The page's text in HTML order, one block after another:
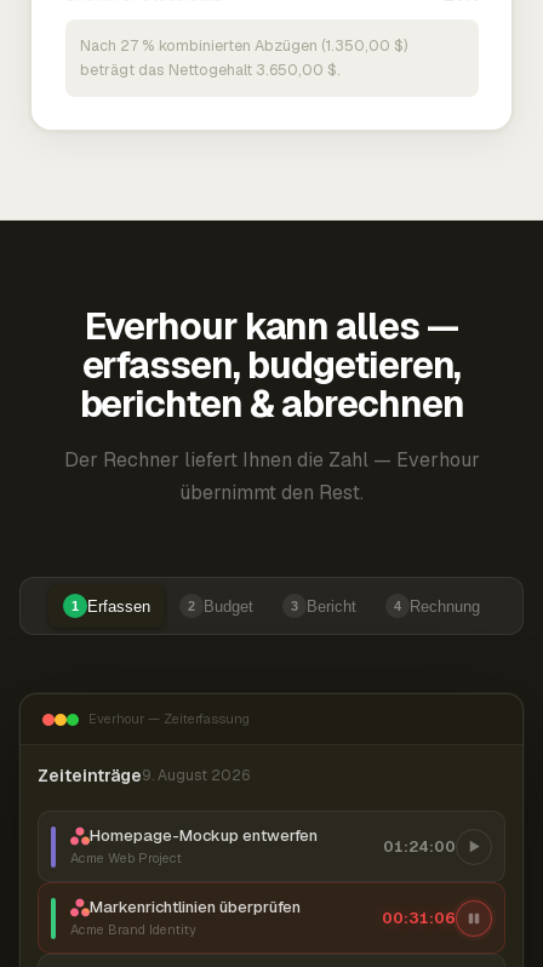
Nach 27 % kombinierten Abzügen (1.350,00 $)
beträgt das Nettogehalt 3.650,00 $.
Everhour kann alles —
erfassen, budgetieren,
berichten & abrechnen
Der Rechner liefert Ihnen die Zahl — Everhour
übernimmt den Rest.
1 Erfassen 2 Budget 3 Bericht 4 Rechnung
Everhour — Zeiterfassung
Zeiteinträge9. August 2026
Homepage-Mockup entwerfen
Acme Web Project
01:24:00
Markenrichtlinien überprüfen
Acme Brand Identity
00:31:06